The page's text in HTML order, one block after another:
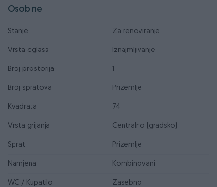
Osobine
Stanje Za renoviranje
Vrsta oglasa Iznajmljivanje
Broj prostorija 1
Broj spratova Prizemlje
Kvadrata 74
Vrsta grijanja Centralno (gradsko)
Sprat Prizemlje
Namjena Kombinovani
WC / Kupatilo Zasebno